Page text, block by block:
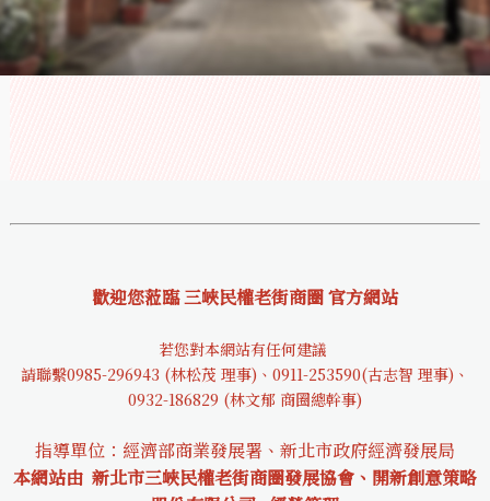
歡迎您蒞臨 三峽民權老街商圈 官方網站
若您對本網站有任何建議
請聯繫0985-296943 (林松茂 理事)、0911-253590(古志智 理事)、
0932-186829 (林文郁 商圈總幹事)
指導單位：經濟部商業發展署、新北市政府經濟發展局
本網站由 新北市三峽民權老街商圈發展協會、開新創意策略